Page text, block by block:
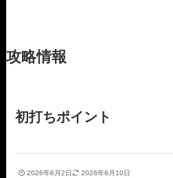
攻略情報
初打ちポイント
2026年6月2日 2026年6月10日